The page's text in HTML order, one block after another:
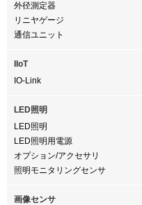
外径測定器
リニヤゲージ
通信ユニット
IIoT
IO-Link
LED照明
LED照明
LED照明用電源
オプション/アクセサリ
照明モニタリングセンサ
画像センサ